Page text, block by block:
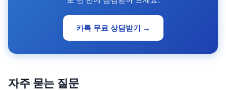
카톡 무료 상담받기 →
자주 묻는 질문